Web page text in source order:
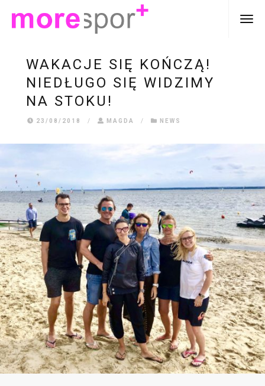
WAKACJE SIĘ KOŃCZĄ!
NIEDŁUGO SIĘ WIDZIMY
NA STOKU!
23/08/2018 / MAGDA / NEWS